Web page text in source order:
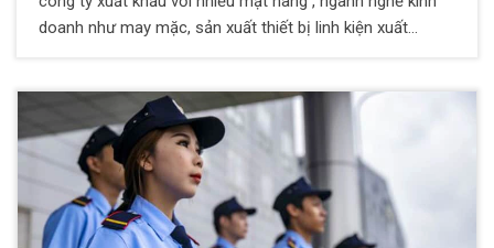
doanh như may mặc, sản xuất thiết bị linh kiện xuất
trạng mất an toàn, an ninh là điều đáng lo ngại. Được sự
tin tưởng của lãnh đạo các nhà máy , Công ty Dịch vụ
bảo vệ Long Hoàng ICOM đã và đang ngày đêm thực
hiện nhiệm vụ bảo vệ an toàn cho tất cả cán bộ công,
nhân viên và tài sản nơi đây.